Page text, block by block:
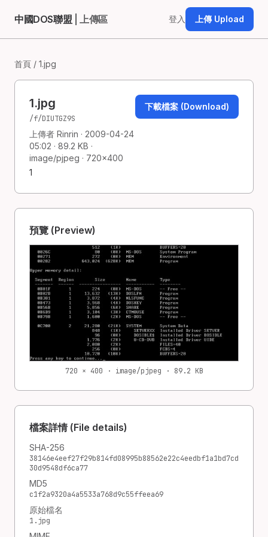
中國DOS聯盟 | 上傳區 登入 上傳 Upload
首頁 / 1.jpg
1.jpg
/f/DIUTGZ9S
上傳者 Rinrin · 2009-04-24
05:02 · 89.2 KB ·
image/pjpeg · 720×400
1
下載檔案 (Download)
預覽 (Preview)
720 × 400 · image/pjpeg · 89.2 KB
檔案詳情 (File details)
SHA-256
38146e4eef27f29b814fd08995b88562e22c4eedbf1a1bd7cd
30d9548df6ca77
MD5
c1f2a9320a4a5533a768d9c55ffeea69
原始檔名
1.jpg